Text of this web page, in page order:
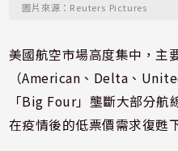
圖片來源：Reuters Pictures
美國航空市場高度集中，主
（American、Delta、
「Big Four」壟斷大部分
在疫情後的低票價需求復甦